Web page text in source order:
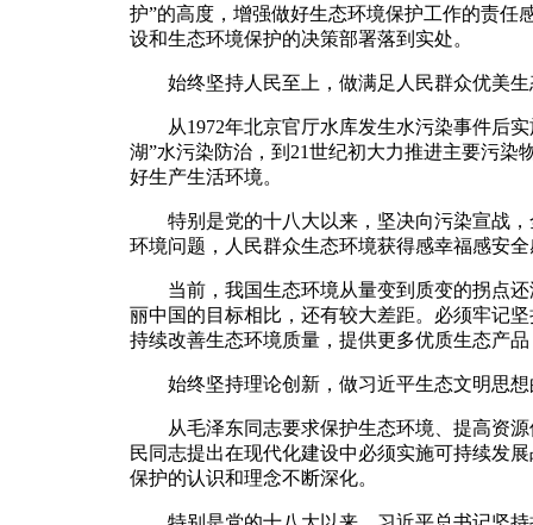
护”的高度，增强做好生态环境保护工作的责任
设和生态环境保护的决策部署落到实处。
始终坚持人民至上，做满足人民群众优美生
从1972年北京官厅水库发生水污染事件后实
湖”水污染防治，到21世纪初大力推进主要污
好生产生活环境。
特别是党的十八大以来，坚决向污染宣战，
环境问题，人民群众生态环境获得感幸福感安
当前，我国生态环境从量变到质变的拐点还
丽中国的目标相比，还有较大差距。必须牢记
持续改善生态环境质量，提供更多优质生态产
始终坚持理论创新，做习近平生态文明思想
从毛泽东同志要求保护生态环境、提高资源
民同志提出在现代化建设中必须实施可持续发
保护的认识和理念不断深化。